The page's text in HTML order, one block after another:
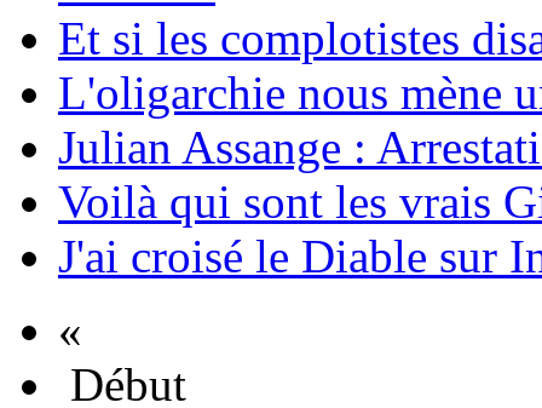
Et si les complotistes
L'oligarchie nous mène
Julian Assange :
Voilà qui sont les vrais
J'ai croisé le Diable sur
«
Début